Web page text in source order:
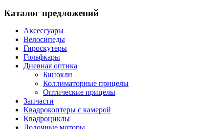
Каталог предложений
Аксессуары
Велосипеды
Гироскутеры
Гольфкары
Дневная оптика
Бинокли
Коллиматорные прицелы
Оптические прицелы
Запчасти
Квадрокоптеры с камерой
Квадроциклы
Лодочные моторы